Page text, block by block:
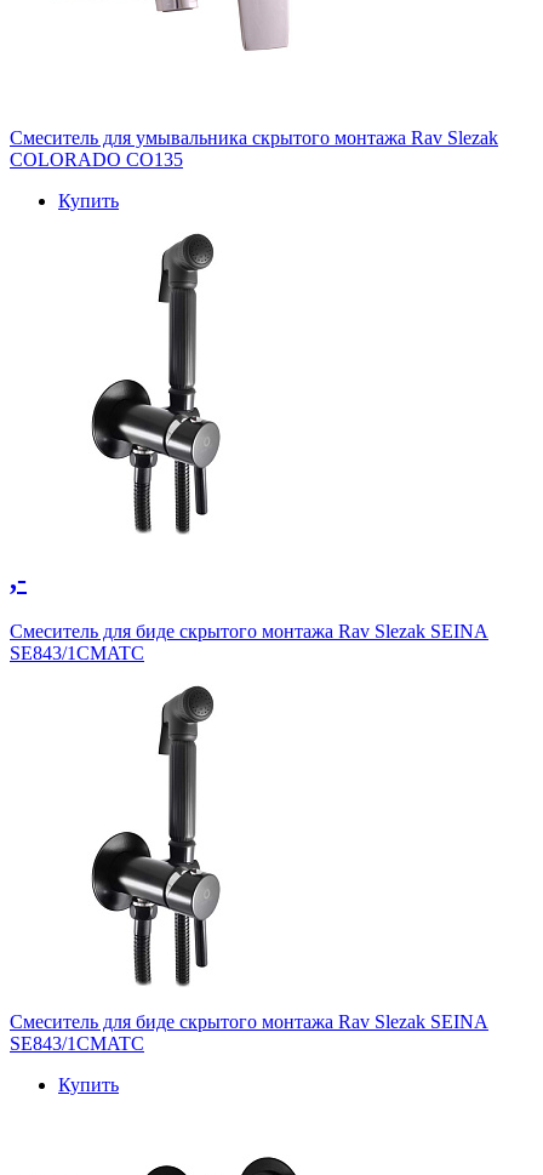
Смеситель для умывальника скрытого монтажа Rav Slezak
COLORADO CO135
Купить
,-
Смеситель для биде скрытого монтажа Rav Slezak SEINA
SE843/1CMATC
Смеситель для биде скрытого монтажа Rav Slezak SEINA
SE843/1CMATC
Купить